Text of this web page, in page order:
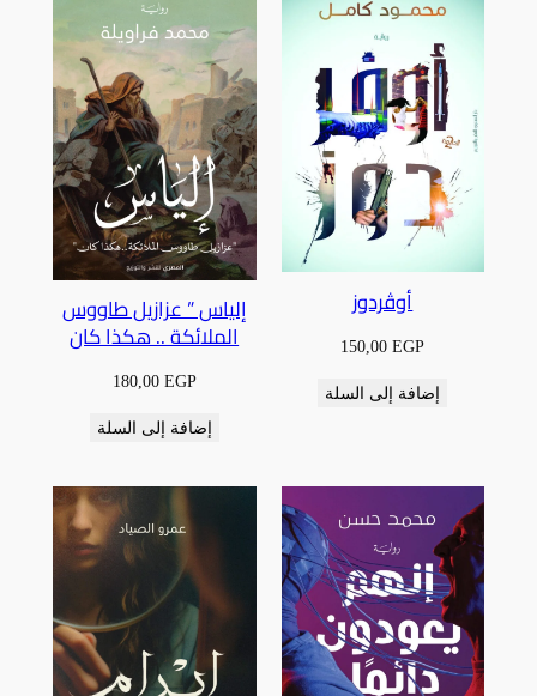
أوڤردوز
150,00EGP
إضافة إلى السلة
إلياس ” عزازيل طاووس
الملائكة .. هكذا كان
180,00 EGP
إضافة إلى السلة